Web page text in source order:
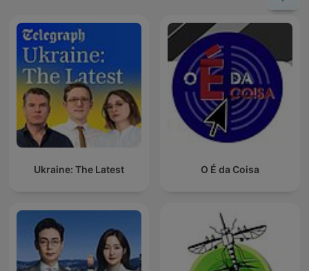
O É da Coisa
Ukraine: The Latest